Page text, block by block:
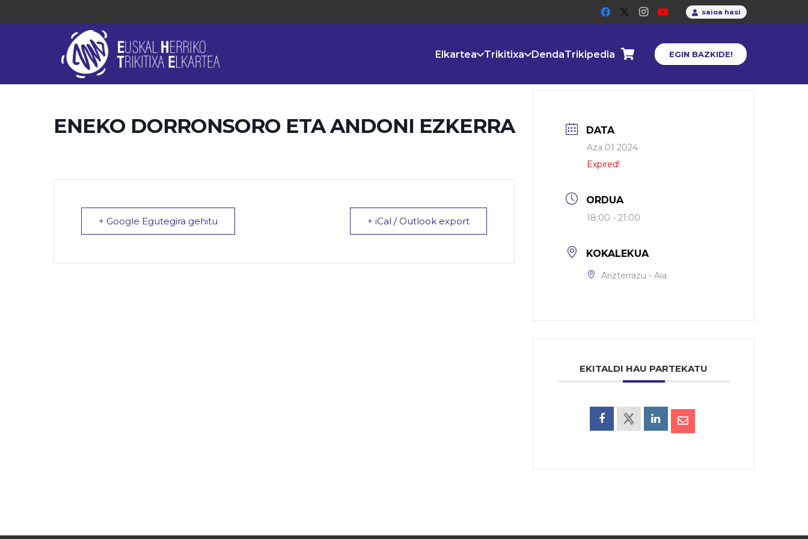
saioa hasi
Elkartea Trikitixa DendaTrikipedia EGIN BAZKIDE!
ENEKO DORRONSORO ETA ANDONI EZKERRA
+ Google Egutegira gehitu + iCal / Outlook export
DATA
Aza 01 2024
Expired!
ORDUA
18:00 - 21:00
KOKALEKUA
Arizterrazu - Aia
EKITALDI HAU PARTEKATU